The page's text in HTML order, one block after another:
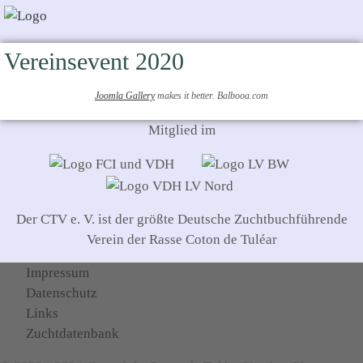
Vereinsevent 2020
Joomla Gallerymakes it better. Balbooa.com
Mitglied im
Der CTV e. V. ist der größte Deutsche Zuchtbuchführende
Verein der Rasse Coton de Tuléar
Impressum
Datenschutz
Links
Zuchtdatenbank